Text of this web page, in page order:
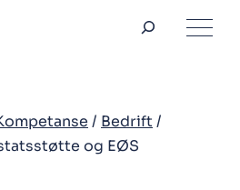
Søk
/ Bedrift/
og EØS